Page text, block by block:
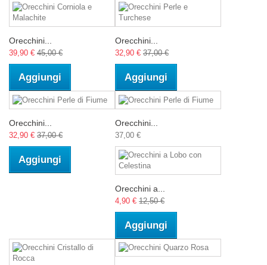
Orecchini...
39,90 € 45,00 €
Aggiungi
Orecchini...
32,90 € 37,00 €
Aggiungi
Orecchini...
32,90 € 37,00 €
Aggiungi
Orecchini...
37,00 €
Orecchini a...
4,90 € 12,50 €
Aggiungi